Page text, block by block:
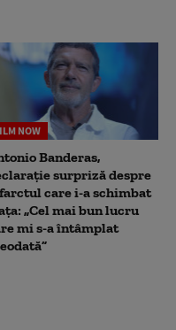
NOW
Banderas,
surpriză despre
care i-a schimbat
„Cel mai bun lucru
mi s-a întâmplat